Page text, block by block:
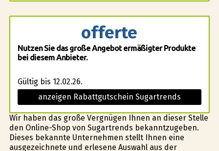
offerte
Nutzen Sie das große Angebot ermäßigter Produkte
bei diesem Anbieter.
Gültig bis 12.02.26.
anzeigen Rabattgutschein Sugartrends
Wir haben das große Vergnügen Ihnen an dieser Stelle
den Online-Shop von Sugartrends bekanntzugeben.
Dieses bekannte Unternehmen stellt Ihnen eine
ausgezeichnete und erlesene Auswahl aus der